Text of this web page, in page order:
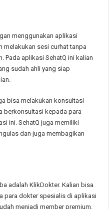
menggunakan aplikasi
melakukan sesi curhat tanpa
Pada aplikasi SehatQ ini kalian
sudah ahli yang siap
bisa melakukan konsultasi
berkonsultasi kepada para
ini. SehatQ juga memiliki
dan juga membagikan
adalah KlikDokter. Kalian bisa
para dokter spesialis di aplikasi
menjadi member premium.